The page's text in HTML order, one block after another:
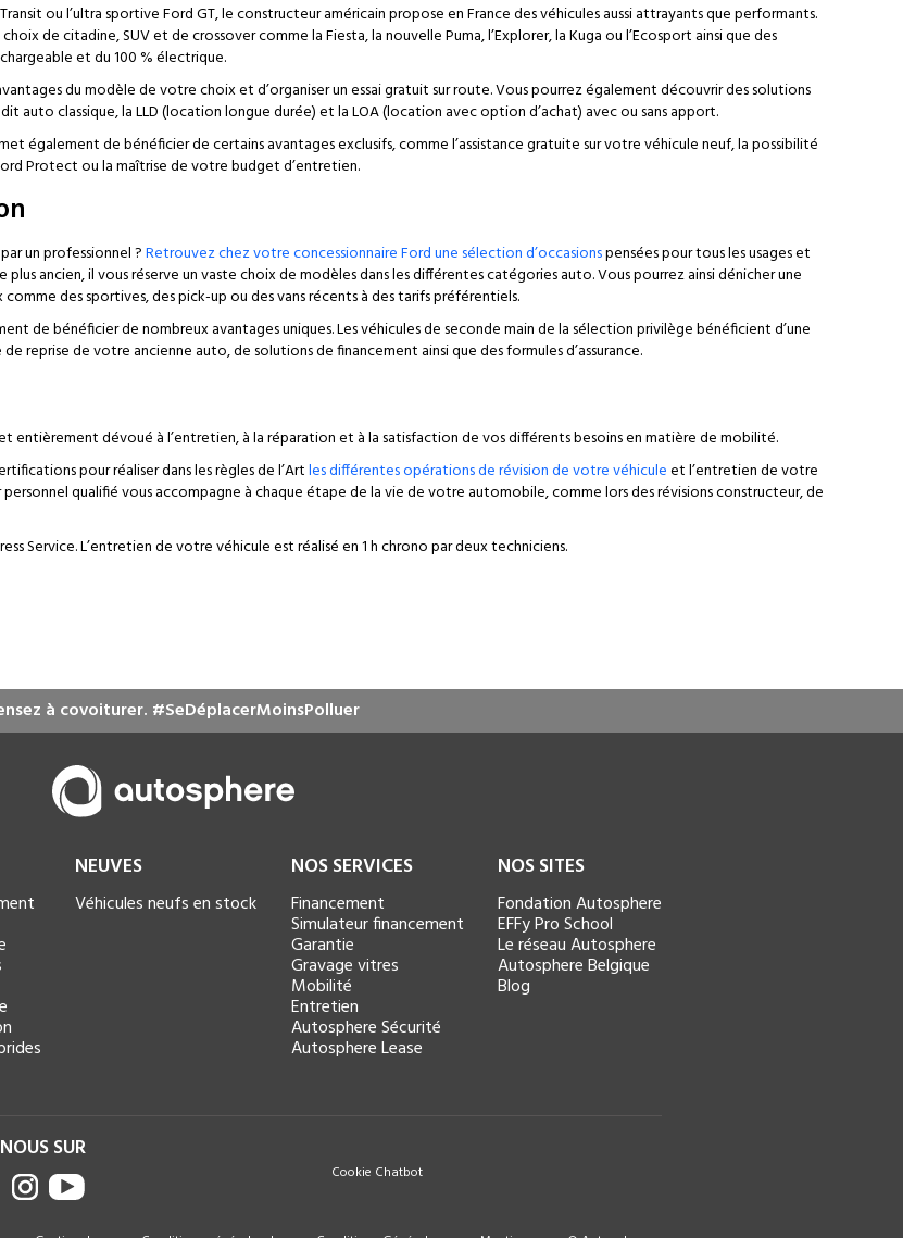
ou l’ultra sportive Ford GT, le constructeur américain propose en France des véhicules aussi attrayants que performants.
de citadine, SUV et de crossover comme la Fiesta, la nouvelle Puma, l’Explorer, la Kuga ou l’Ecosport ainsi que des
et du 100 % électrique.
du modèle de votre choix et d’organiser un essai gratuit sur route. Vous pourrez également découvrir des solutions
classique, la LLD (location longue durée) et la LOA (location avec option d’achat) avec ou sans apport.
également de bénéficier de certains avantages exclusifs, comme l’assistance gratuite sur votre véhicule neuf, la possibilité
Protect ou la maîtrise de votre budget d’entretien.
un professionnel ?Retrouvez chez votre concessionnaire Ford une sélection d’occasionspensées pour tous les usages et
ancien, il vous réserve un vaste choix de modèles dans les différentes catégories auto. Vous pourrez ainsi dénicher une
des sportives, des pick-up ou des vans récents à des tarifs préférentiels.
de bénéficier de nombreux avantages uniques. Les véhicules de seconde main de la sélection privilège bénéficient d’une
reprise de votre ancienne auto, de solutions de financement ainsi que des formules d’assurance.
entièrement dévoué à l’entretien, à la réparation et à la satisfaction de vos différents besoins en matière de mobilité.
pour réaliser dans les règles de l’Artles différentes opérations de révision de votre véhiculeet l’entretien de votre
qualifié vous accompagne à chaque étape de la vie de votre automobile, comme lors des révisions constructeur, de
Service. L’entretien de votre véhicule est réalisé en 1 h chrono par deux techniciens.
à covoiturer. #SeDéplacerMoinsPolluer
NEUVES
Véhicules neufs en stock
NOS SERVICES
Financement
Simulateur financement
Garantie
Gravage vitres
Mobilité
Entretien
Autosphere Sécurité
Autosphere Lease
NOS SITES
Fondation Autosphere
EFFy Pro School
Le réseau Autosphere
Autosphere Belgique
Blog
SUR
Cookie Chatbot